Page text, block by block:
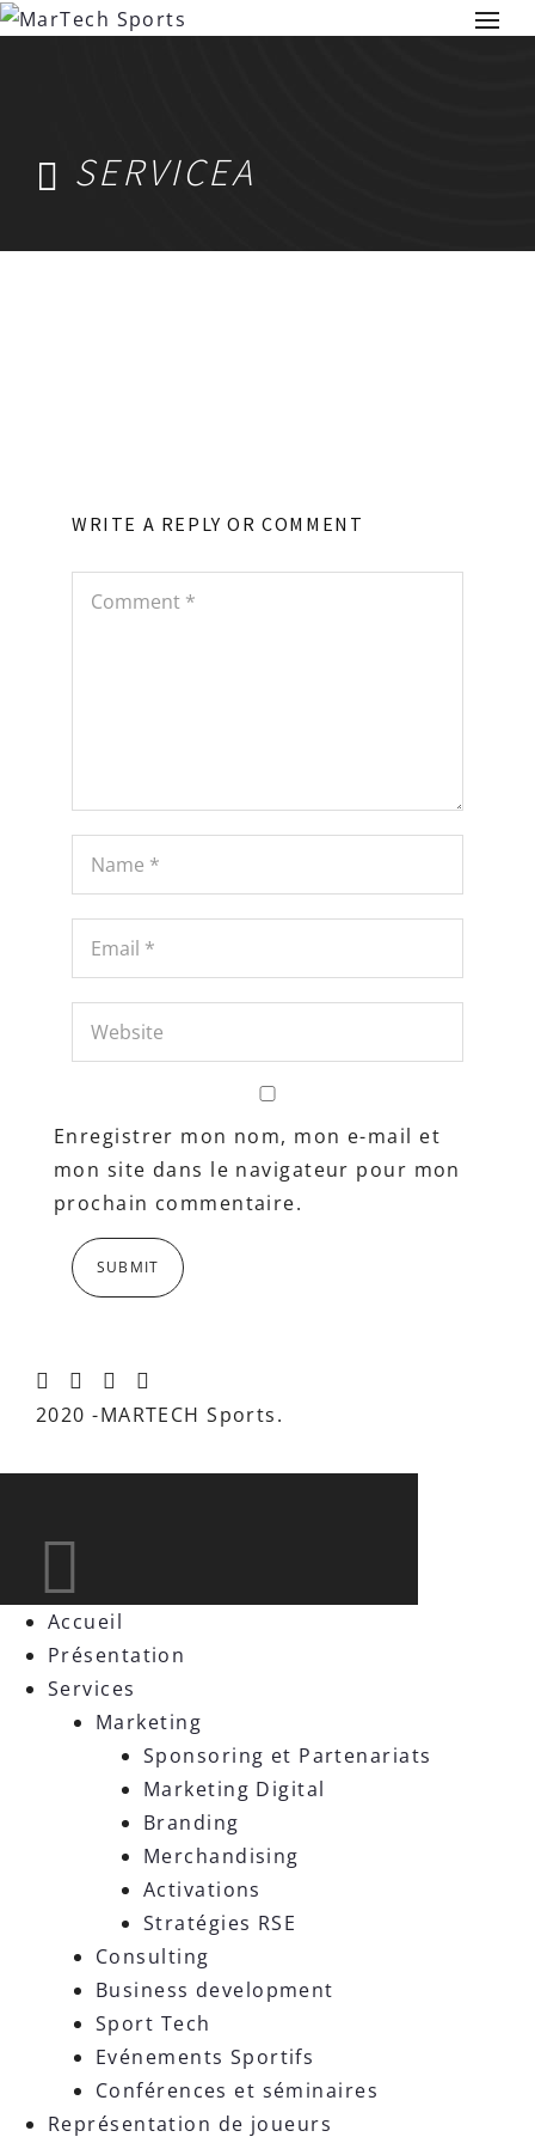
SERVICEA
WRITE A REPLY OR COMMENT
Enregistrer mon nom, mon e-mail et
mon site dans le navigateur pour mon
prochain commentaire.
2020 -MARTECH Sports.
Accueil
Présentation
Services
Marketing
Sponsoring et Partenariats
Marketing Digital
Branding
Merchandising
Activations
Stratégies RSE
Consulting
Business development
Sport Tech
Evénements Sportifs
Conférences et séminaires
Représentation de joueurs